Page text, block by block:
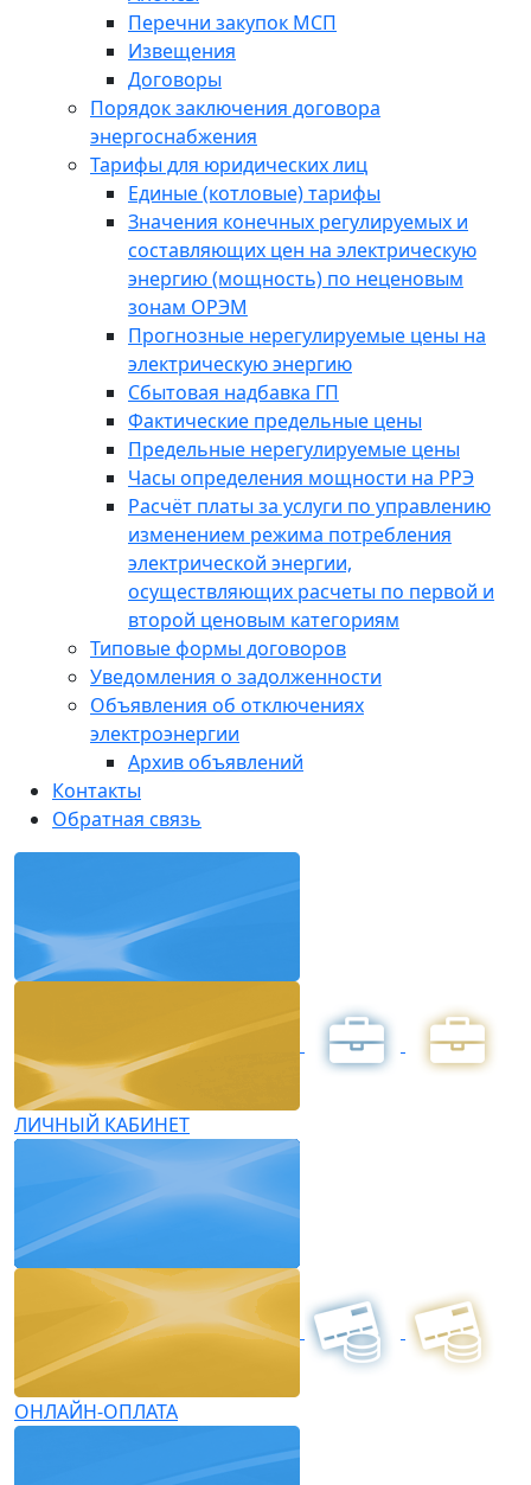
Перечни закупок МСП
Извещения
Договоры
Порядок заключения договора
энергоснабжения
Тарифы для юридических лиц
Единые (котловые) тарифы
Значения конечных регулируемых и
составляющих цен на электрическую
энергию (мощность) по неценовым
зонам ОРЭМ
Прогнозные нерегулируемые цены на
электрическую энергию
Сбытовая надбавка ГП
Фактические предельные цены
Предельные нерегулируемые цены
Часы определения мощности на РРЭ
Расчёт платы за услуги по управлению
изменением режима потребления
электрической энергии,
осуществляющих расчеты по первой и
второй ценовым категориям
Типовые формы договоров
Уведомления о задолженности
Объявления об отключениях
электроэнергии
Архив объявлений
Контакты
Обратная связь
ЛИЧНЫЙ КАБИНЕТ
ОНЛАЙН-ОПЛАТА